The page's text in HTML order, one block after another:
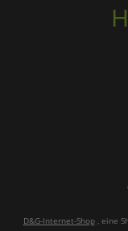
D&G-Internet-Shop, eine